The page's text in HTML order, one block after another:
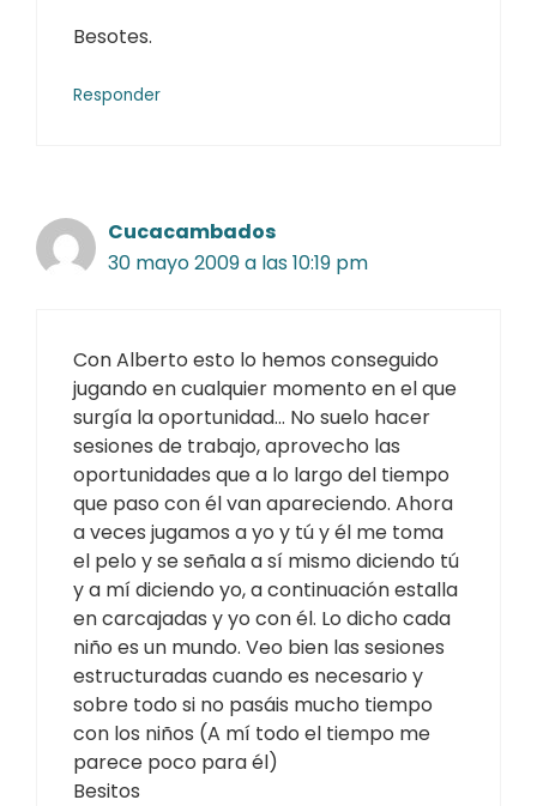
Besotes.
Responder
Cucacambados
30 mayo 2009 a las 10:19 pm
Con Alberto esto lo hemos conseguido
jugando en cualquier momento en el que
surgía la oportunidad… No suelo hacer
sesiones de trabajo, aprovecho las
oportunidades que a lo largo del tiempo
que paso con él van apareciendo. Ahora
a veces jugamos a yo y tú y él me toma
el pelo y se señala a sí mismo diciendo tú
y a mí diciendo yo, a continuación estalla
en carcajadas y yo con él. Lo dicho cada
niño es un mundo. Veo bien las sesiones
estructuradas cuando es necesario y
sobre todo si no pasáis mucho tiempo
con los niños (A mí todo el tiempo me
parece poco para él)
Besitos